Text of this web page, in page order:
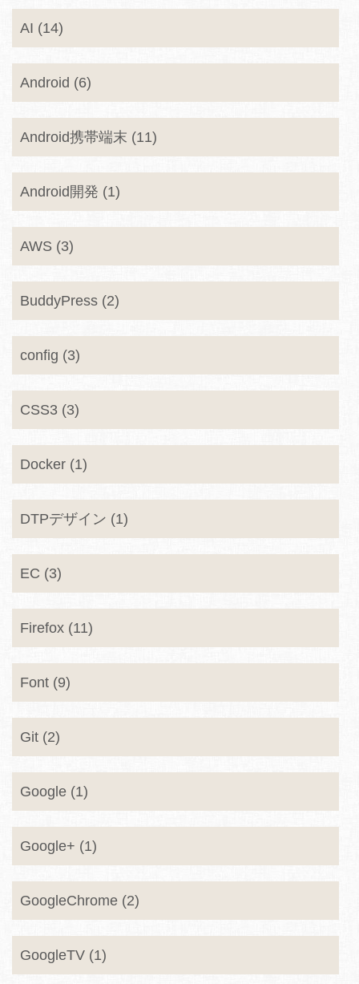
AI (14)
Android (6)
Android携帯端末 (11)
Android開発 (1)
AWS (3)
BuddyPress (2)
config (3)
CSS3 (3)
Docker (1)
DTPデザイン (1)
EC (3)
Firefox (11)
Font (9)
Git (2)
Google (1)
Google+ (1)
GoogleChrome (2)
GoogleTV (1)